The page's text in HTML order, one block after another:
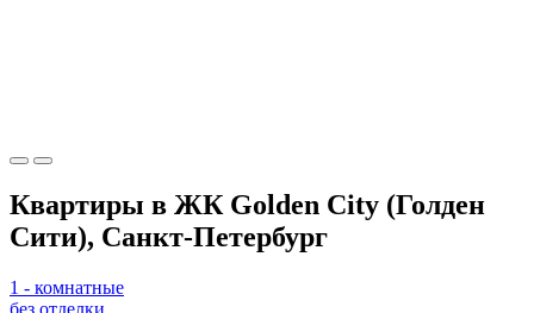
Квартиры в ЖК Golden City (Голден
Сити), Санкт-Петербург
1 - комнатные
без отделки